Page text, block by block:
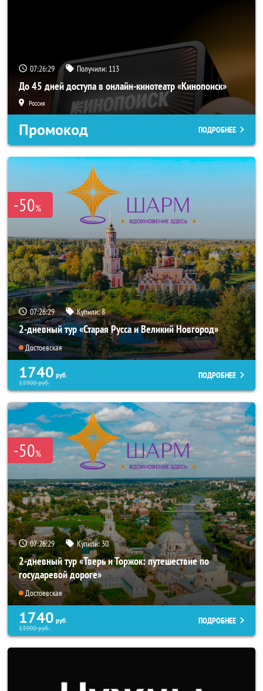
07:26:26 Получили: 113
До 45 дней доступа в онлайн-кинотеатр «Кинопоиск»
Россия
Промокод ПОДРОБНЕЕ
-50%
07:26:26 Купили:8
2-дневный тур «Старая Русса и Великий Новгород»
Достоевская
1740 руб.
13900руб.
ПОДРОБНЕЕ
-50%
07:26:26 Купили:30
2-дневный тур «Тверь и Торжок: путешествие по
государевой дороге»
Достоевская
1740 руб.
13900руб.
ПОДРОБНЕЕ